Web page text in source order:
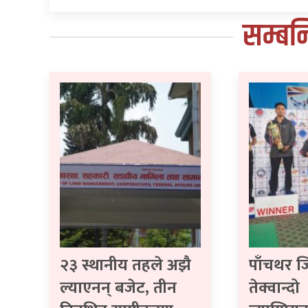
२३ स्थानीय तहले अझै
ल्याएनन् बजेट, तीन
पाँचथर
तेक्वान्दो